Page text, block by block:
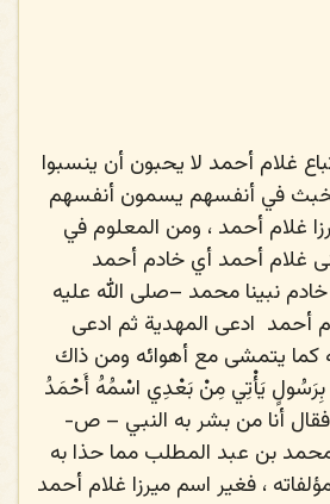
غلام أحمد لا يحبون أن ينسبوا
لخبث في أنفسهم يسمون أنفسهم
غلام أحمد ، ومن المعلوم في
غلام أحمد أي خادم أحمد
نبينا محمد –صلى الله عليه
أحمد ادعى المهدية ثم ادعى
كما يتمشى مع أهوائه ومن ذاك
بِرَسُولٍ يَأْتِي مِنْ بَعْدِي اسْمُهُ أَحْمَدُ
من الآية6) فقال أنا من بشر به النبي – ص-
بن عبد المطلب مما حذا به
، فغير اسم ميرزا غلام أحمد